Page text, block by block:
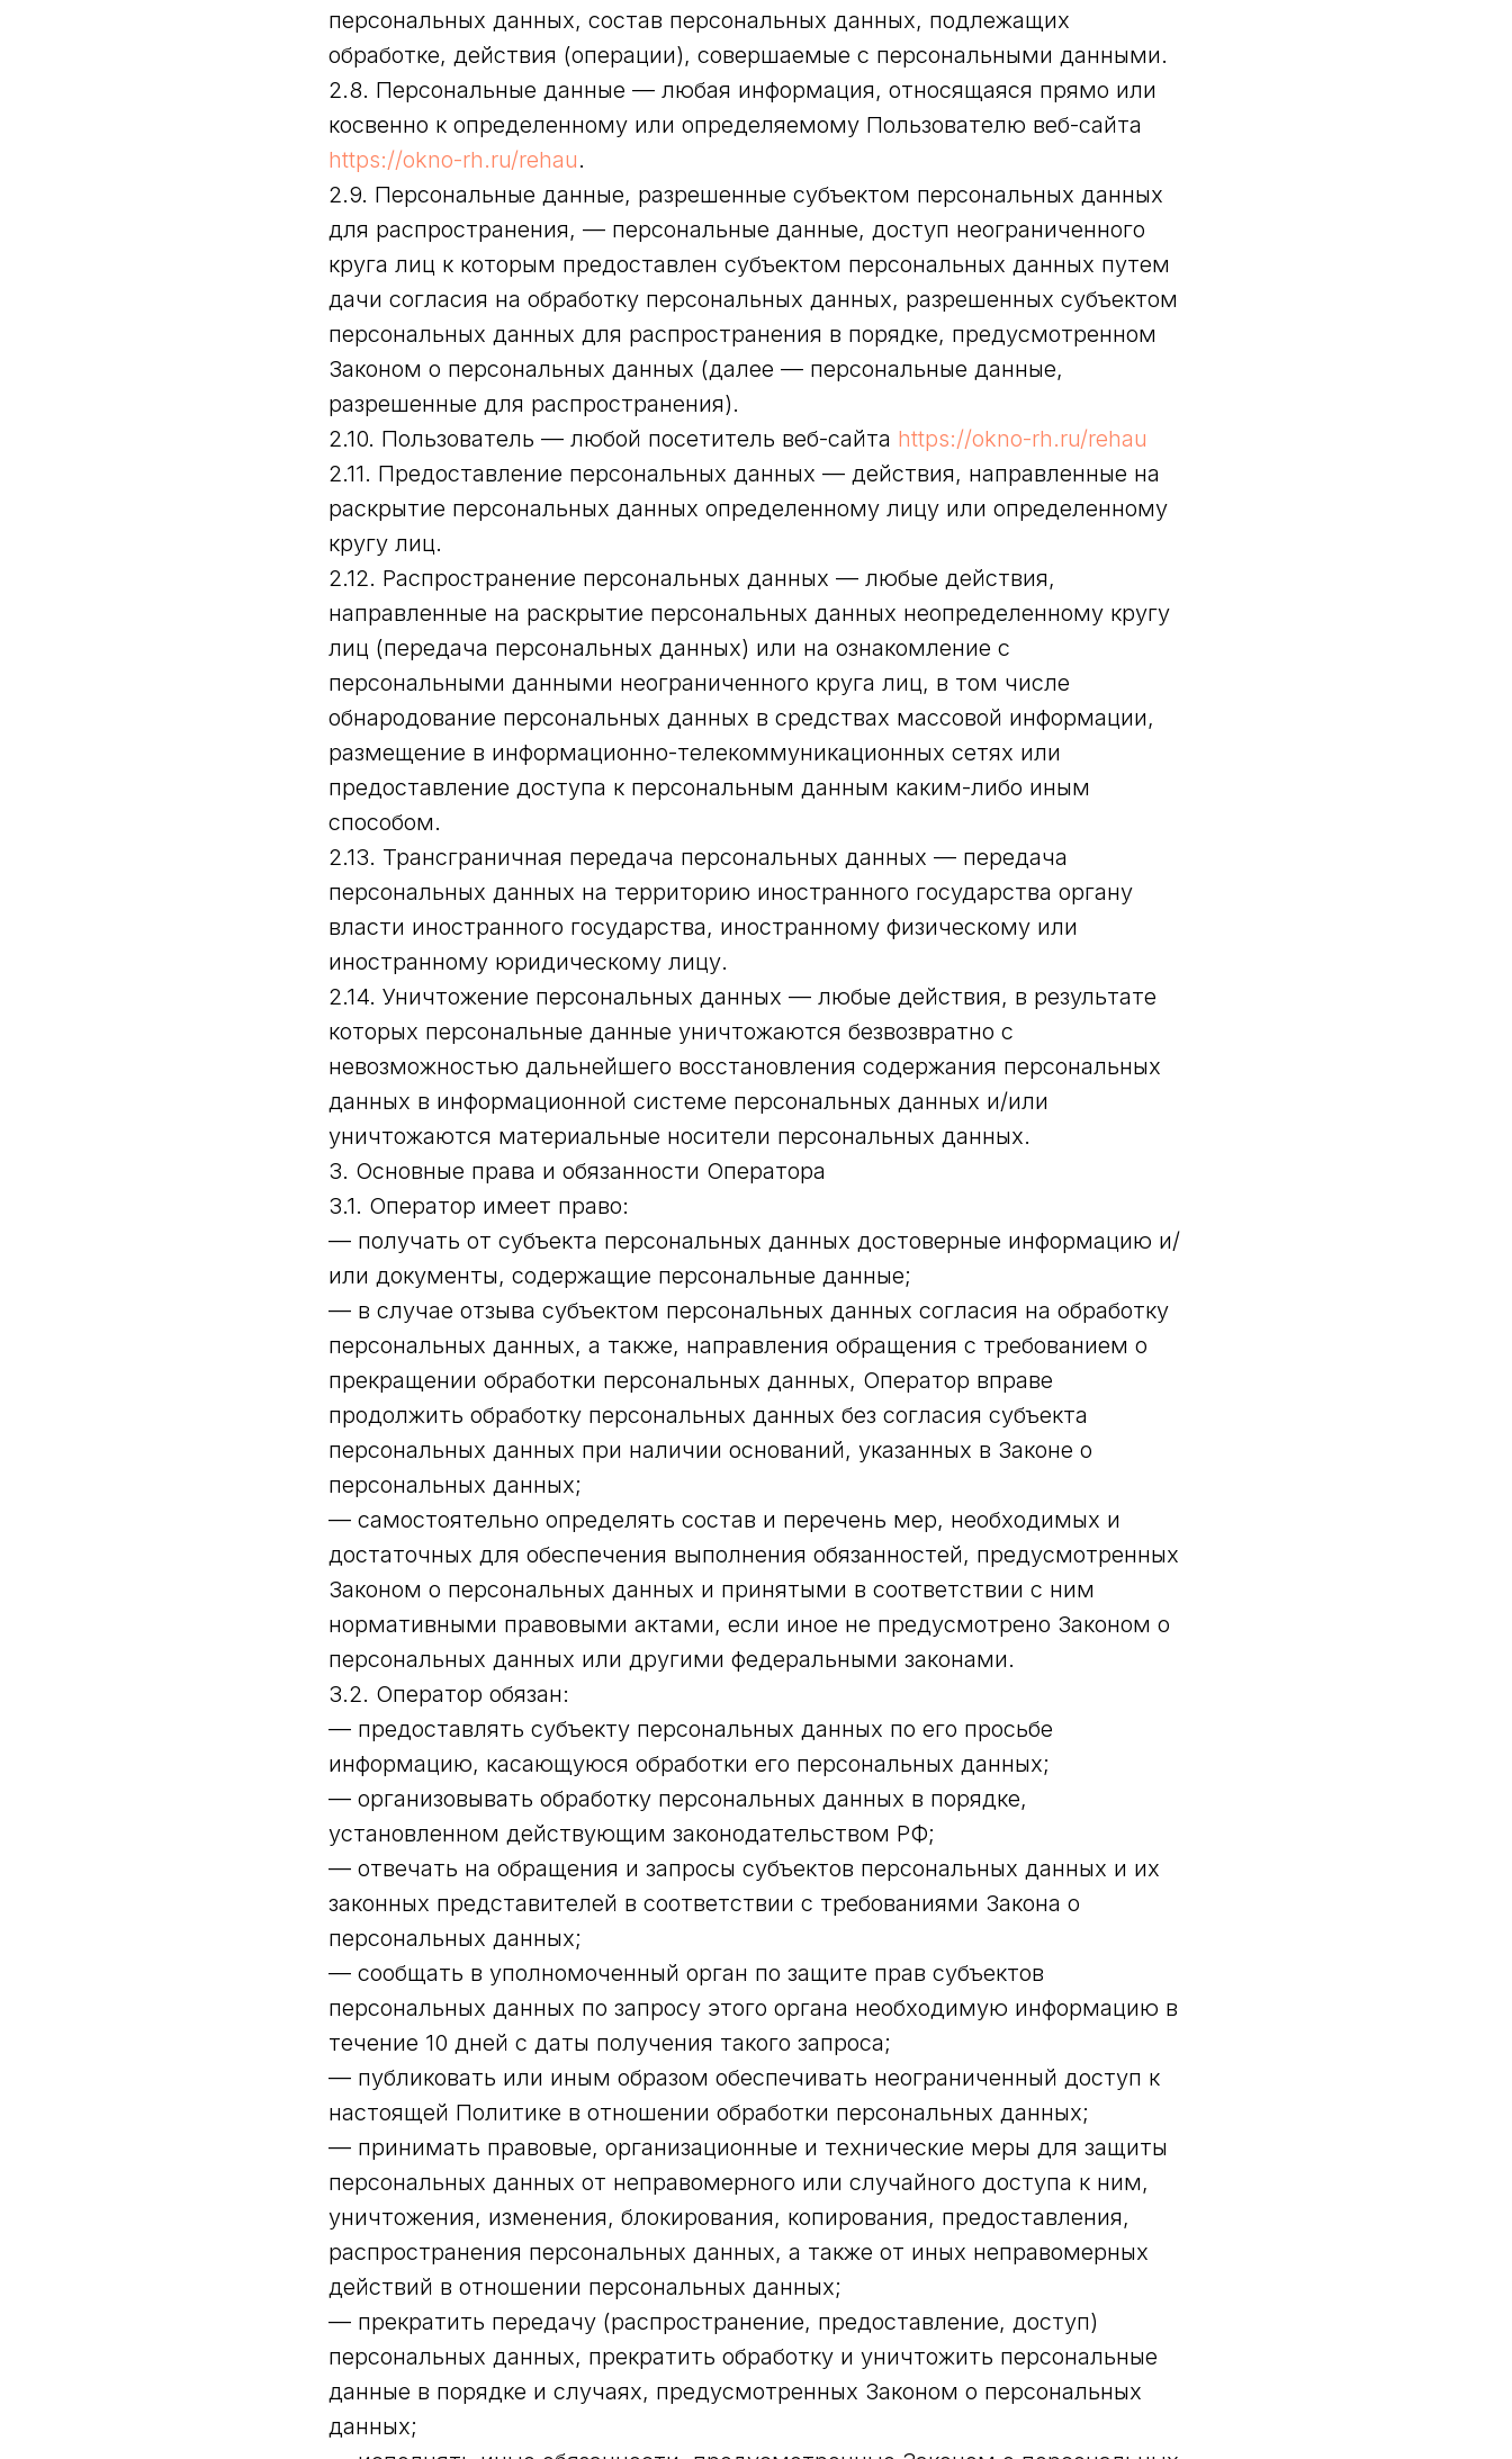
персональных данных, состав персональных данных, подлежащих
обработке, действия (операции), совершаемые с персональными данными.
2.8. Персональные данные — любая информация, относящаяся прямо или
косвенно к определенному или определяемому Пользователю веб-сайта
https://okno-rh.ru/rehau.
2.9. Персональные данные, разрешенные субъектом персональных данных
для распространения, — персональные данные, доступ неограниченного
круга лиц к которым предоставлен субъектом персональных данных путем
дачи согласия на обработку персональных данных, разрешенных субъектом
персональных данных для распространения в порядке, предусмотренном
Законом о персональных данных (далее — персональные данные,
разрешенные для распространения).
2.10. Пользователь — любой посетитель веб-сайта https://okno-rh.ru/rehau
2.11. Предоставление персональных данных — действия, направленные на
раскрытие персональных данных определенному лицу или определенному
кругу лиц.
2.12. Распространение персональных данных — любые действия,
направленные на раскрытие персональных данных неопределенному кругу
лиц (передача персональных данных) или на ознакомление с
персональными данными неограниченного круга лиц, в том числе
обнародование персональных данных в средствах массовой информации,
размещение в информационно-телекоммуникационных сетях или
предоставление доступа к персональным данным каким-либо иным
способом.
2.13. Трансграничная передача персональных данных — передача
персональных данных на территорию иностранного государства органу
власти иностранного государства, иностранному физическому или
иностранному юридическому лицу.
2.14. Уничтожение персональных данных — любые действия, в результате
которых персональные данные уничтожаются безвозвратно с
невозможностью дальнейшего восстановления содержания персональных
данных в информационной системе персональных данных и/или
уничтожаются материальные носители персональных данных.
3. Основные права и обязанности Оператора
3.1. Оператор имеет право:
— получать от субъекта персональных данных достоверные информацию и/
или документы, содержащие персональные данные;
— в случае отзыва субъектом персональных данных согласия на обработку
персональных данных, а также, направления обращения с требованием о
прекращении обработки персональных данных, Оператор вправе
продолжить обработку персональных данных без согласия субъекта
персональных данных при наличии оснований, указанных в Законе о
персональных данных;
— самостоятельно определять состав и перечень мер, необходимых и
достаточных для обеспечения выполнения обязанностей, предусмотренных
Законом о персональных данных и принятыми в соответствии с ним
нормативными правовыми актами, если иное не предусмотрено Законом о
персональных данных или другими федеральными законами.
3.2. Оператор обязан:
— предоставлять субъекту персональных данных по его просьбе
информацию, касающуюся обработки его персональных данных;
— организовывать обработку персональных данных в порядке,
установленном действующим законодательством РФ;
— отвечать на обращения и запросы субъектов персональных данных и их
законных представителей в соответствии с требованиями Закона о
персональных данных;
— сообщать в уполномоченный орган по защите прав субъектов
персональных данных по запросу этого органа необходимую информацию в
течение 10 дней с даты получения такого запроса;
— публиковать или иным образом обеспечивать неограниченный доступ к
настоящей Политике в отношении обработки персональных данных;
— принимать правовые, организационные и технические меры для защиты
персональных данных от неправомерного или случайного доступа к ним,
уничтожения, изменения, блокирования, копирования, предоставления,
распространения персональных данных, а также от иных неправомерных
действий в отношении персональных данных;
— прекратить передачу (распространение, предоставление, доступ)
персональных данных, прекратить обработку и уничтожить персональные
данные в порядке и случаях, предусмотренных Законом о персональных
данных;